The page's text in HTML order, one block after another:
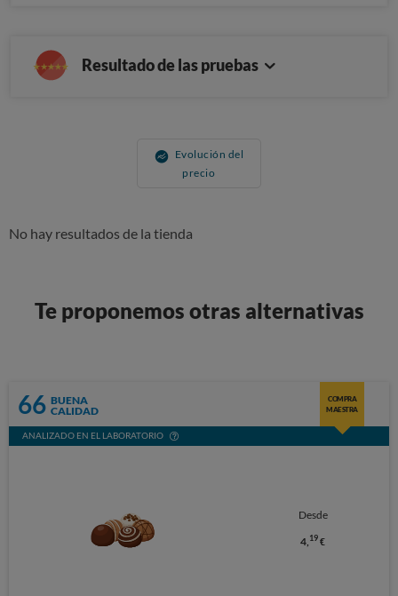
Resultado de las pruebas
Evolución del
precio
No hay resultados de la tienda
Te proponemos otras alternativas
66 BUENA
CALIDAD
COMPRA
MAESTRA
ANALIZADO EN EL LABORATORIO
Desde
4, 19 €